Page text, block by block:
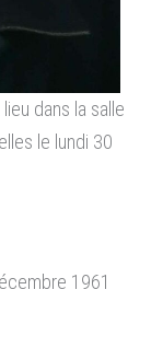
dans la salle
le lundi 30
1961